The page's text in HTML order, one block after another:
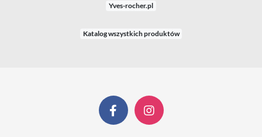
Yves-rocher.pl
Katalog wszystkich produktów